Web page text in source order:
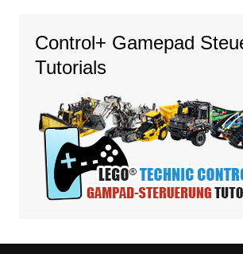
Control+ Gamepad
Tutorials